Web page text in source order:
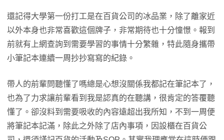
還記得大學第一份打工是在百貨公司的冰品業，除了離家近
以外本身也非常喜歡這個牌子，非常期待也十分憧憬。報到
前就有上網查詢到需要學習的事情十分繁雜，特此隨身攜帶
小筆記本連續一周抄抄寫寫的紀錄。
帶人的前輩問聽懂了嗎總是心想沒關係我都記在筆記本了，
也為了力求讓前輩看到我是認真的在聽講，很肯定的答覆聽
懂了。卻沒料到需要吸收的內容遠超出我所知，不到一周便
將筆記本記滿，除此之外除了店內事項，因設櫃在百貨公